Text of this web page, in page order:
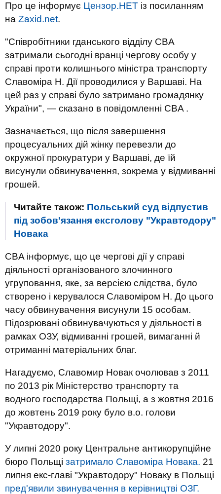
Про це інформує Цензор.НЕТ із посиланням
на Zaxid.net.
"Співробітники гданського відділу СBA
затримали сьогодні вранці чергову особу у
справі проти колишнього міністра транспорту
Славоміра Н. Дії проводилися у Варшаві. На
цей раз у справі було затримано громадянку
України", — сказано в повідомленні СBA .
Зазначається, що після завершення
процесуальних дій жінку перевезли до
окружної прокуратури у Варшаві, де їй
висунули обвинувачення, зокрема у відмиванні
грошей.
Читайте також: Польський суд відпустив
під зобов'язання ексголову "Укравтодору"
Новака
CBA інформує, що це чергові дії у справі
діяльності організованого злочинного
угруповання, яке, за версією слідства, було
створено і керувалося Славоміром Н. До цього
часу обвинувачення висунули 15 особам.
Підозрювані обвинувачуються у діяльності в
рамках ОЗУ, відмиванні грошей, вимаганні й
отриманні матеріальних благ.
Нагадуємо, Славомир Новак очолював з 2011
по 2013 рік Міністерство транспорту та
водного господарства Польщі, а з жовтня 2016
до жовтень 2019 року було в.о. голови
"Укравтодору".
У липні 2020 року Центральне антикорупційне
бюро Польщі затримало Славоміра Новака. 21
липня екс-главі "Укравтодору" Новаку в Польщі
пред'явили звинувачення в керівництві ОЗГ.